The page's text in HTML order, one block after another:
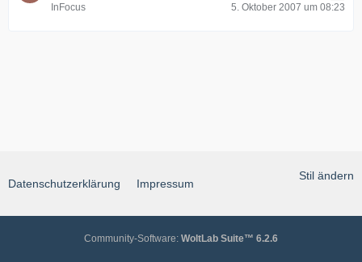
InFocus
5. Oktober 2007 um 08:23
Stil ändern
Datenschutzerklärung Impressum
Community-Software: WoltLab Suite™ 6.2.6